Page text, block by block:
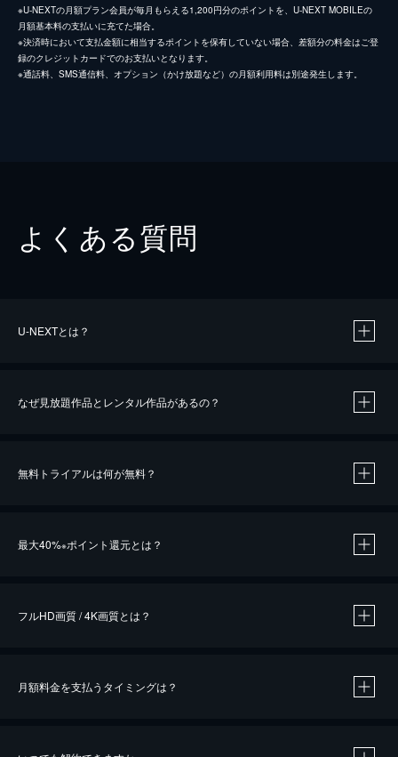
※U-NEXTの月額プラン会員が毎月もらえる1,200円分のポイントを、U-NEXT MOBILEの
月額基本料の支払いに充てた場合。
※決済時において支払金額に相当するポイントを保有していない場合、差額分の料金はご登
録のクレジットカードでのお支払いとなります。
※通話料、SMS通信料、オプション（かけ放題など）の月額利用料は別途発生します。
よくある質問
U-NEXTとは？
なぜ見放題作品とレンタル作品があるの？
無料トライアルは何が無料？
最大40%※ポイント還元とは？
※40％ポイント還元の対象は、クレジットカード決済による作品の購入 / レンタルです。
フルHD画質 / 4K画質とは？
月額料金を支払うタイミングは？